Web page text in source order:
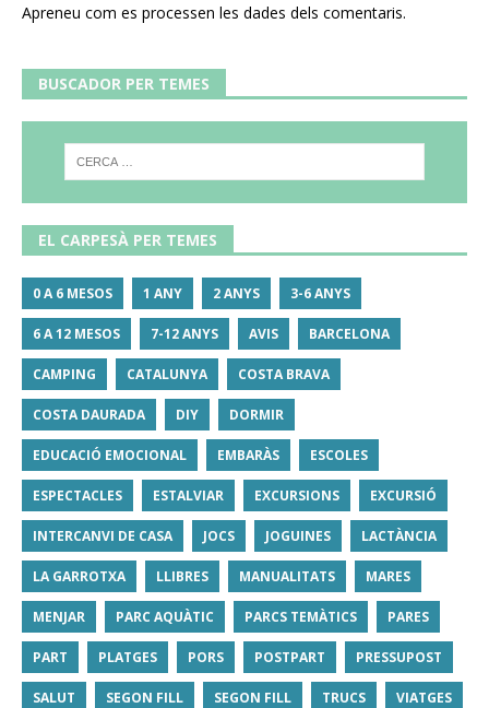
Apreneu com es processen les dades dels comentaris.
BUSCADOR PER TEMES
EL CARPESÀ PER TEMES
0 A 6 MESOS 1 ANY 2 ANYS 3-6 ANYS
6 A 12 MESOS 7-12 ANYS AVIS BARCELONA
CAMPING CATALUNYA COSTA BRAVA
COSTA DAURADA DIY DORMIR
EDUCACIÓ EMOCIONAL EMBARÀS ESCOLES
ESPECTACLES ESTALVIAR EXCURSIONS EXCURSIÓ
INTERCANVI DE CASA JOCS JOGUINES LACTÀNCIA
LA GARROTXA LLIBRES MANUALITATS MARES
MENJAR PARC AQUÀTIC PARCS TEMÀTICS PARES
PART PLATGES PORS POSTPART PRESSUPOST
SALUT SEGON FILL SEGON FILL TRUCS VIATGES